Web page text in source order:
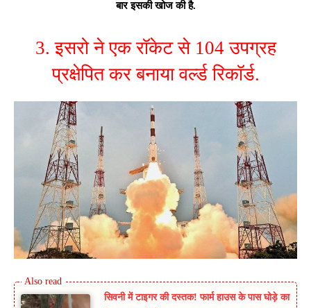
बार इसकी खोज की है.
3. इसरो ने एक रॉकेट से 104 उपग्रह
प्रक्षेपित कर बनाया वर्ल्ड रिकॉर्ड.
सिवनी में टाइगर की दस्तक! फार्म हाउस के पास घोड़े का